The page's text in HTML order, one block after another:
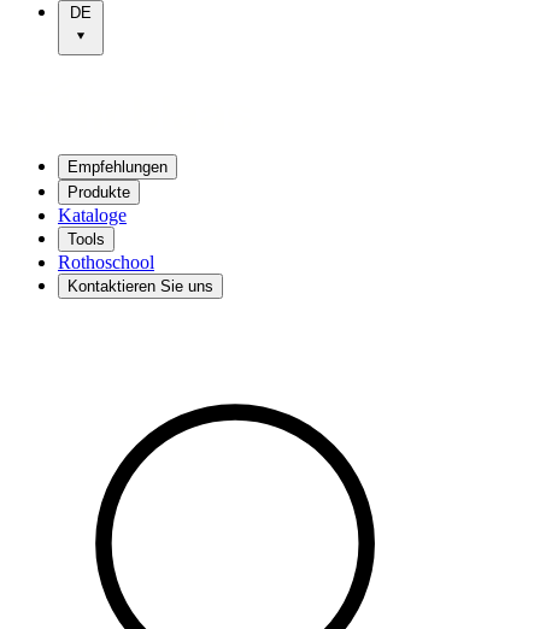
DE
Empfehlungen
Produkte
Kataloge
Tools
Rothoschool
Kontaktieren Sie uns